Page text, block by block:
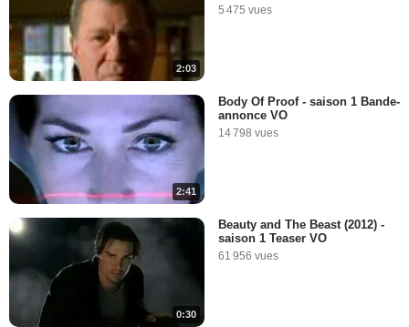
2:03
5 475 vues
2:41
Body Of Proof - saison 1 Bande-
annonce VO
14 798 vues
0:30
Beauty and The Beast (2012) -
saison 1 Teaser VO
61 956 vues